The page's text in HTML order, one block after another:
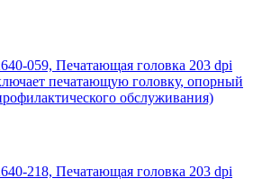
059, Печатающая головка 203 dpi
печатающую головку, опорный
обслуживания)
218, Печатающая головка 203 dpi